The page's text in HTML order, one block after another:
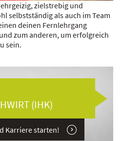
zielstrebig und
selbstständig als auch im Team
deinen Fernlehrgang
zum anderen, um erfolgreich
sein.
(IHK)
Karriere starten!